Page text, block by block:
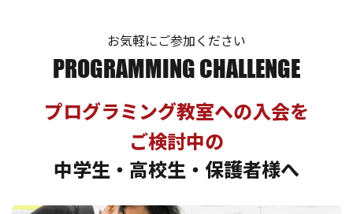
お気軽にご参加ください
PROGRAMMING CHALLENGE
プログラミング教室への入会を
ご検討中の
中学生・高校生・保護者様へ